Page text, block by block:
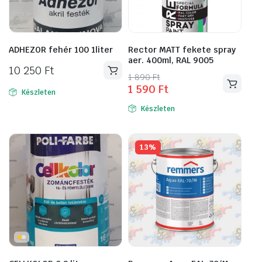
ADHEZOR fehér 100 1liter
10 250 Ft
Készleten
Rector MATT fekete spray
aer. 400ml, RAL 9005
1 890Ft
Original
price
was:
1 590 Ft
Current
price
is: Készleten
13%